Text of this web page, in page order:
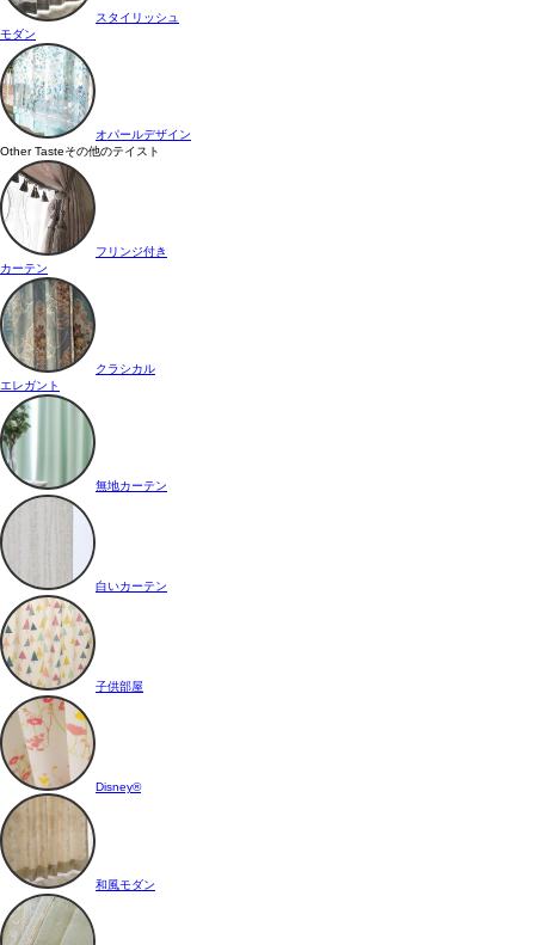
スタイリッシュ
モダン
オパールデザイン
Other Tasteその他のテイスト
フリンジ付き
カーテン
クラシカル
エレガント
無地カーテン
白いカーテン
子供部屋
Disney®
和風モダン